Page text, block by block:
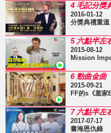
4 毛記分獎
2016-01-12
分獎典禮重
5 六點半左
2015-08-12
Mission
6 勁曲金曲
2015-09-21
FF的s《羞家
7 六點半左
2017-07-17
書海恩仇錄